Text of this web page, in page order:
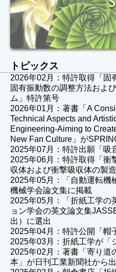
トピックス
2026年02月：特許取得「固
固有振動数の調整方法およ
ム」特許第号
2026年01月：著書「A
Technical Aspects and
Engineering-Aiming to
New Fan Culture」が
2025年07月：特許出願「吸
2025年06月：特許取得「衝
収体および衝撃吸収体の製
2025年05月：「自動運転機
機械学会論文集に掲載
2025年05月：「折紙工学の
ョン学会の英文論文集
出）に選出
2025年04月：特許公開「帽
2025年03月：折紙工学が「
2025年02月：著書「寄り道
本」が日刊工業新聞社から